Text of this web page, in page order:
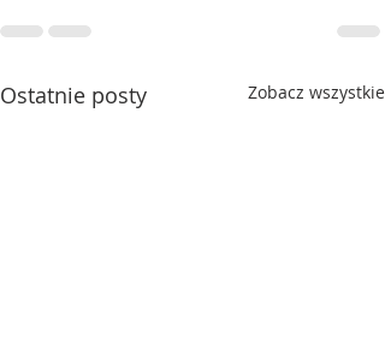
Ostatnie posty Zobacz wszystkie